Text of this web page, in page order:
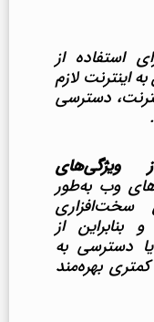
استفاده از
اینترنت لازم
دسترسی
ویژگی‌های
وب به‌طور
سخت‌افزاری
از
ویژگی‌هایی مانند GPS یا دسترسی به
بهره‌مند